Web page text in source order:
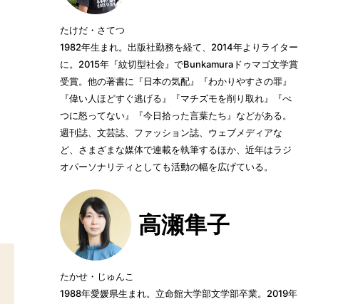
たけだ・さてつ
1982年生まれ。出版社勤務を経て、2014年よりライター
に。2015年『紋切型社会』でBunkamuraドゥマゴ文学賞
受賞。他の著書に『日本の気配』『わかりやすさの罪』
『偉い人ほどすぐ逃げる』『マチズモを削り取れ』『べ
つに怒ってない』『今日拾った言葉たち』などがある。
週刊誌、文芸誌、ファッション誌、ウェブメディアな
ど、さまざまな媒体で連載を執筆するほか、近年はラジ
オパーソナリティとしても活動の幅を広げている。
高瀬隼子
たかせ・じゅんこ
1988年愛媛県生まれ。立命館大学部文学部卒業。2019年